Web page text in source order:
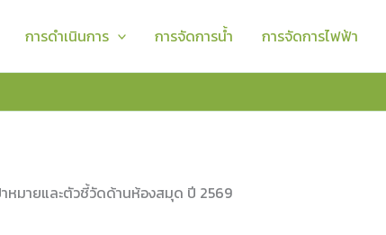
การดำเนินการ การจัดการน้ำ การจัดการไฟฟ้า
าหมายและตัวชี้วัดด้านห้องสมุด ปี 2569